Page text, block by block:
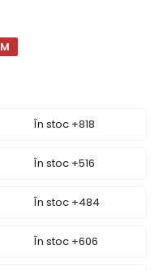
În stoc +818
În stoc +516
În stoc +484
În stoc +606